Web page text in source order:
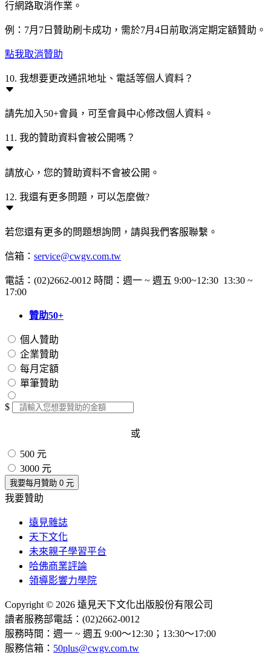
行網路取消作業。
例：7月7日贊助刷卡成功，需於7月4日前取消定期定額贊助。
點我取消贊助
10. 我想要更改通訊地址、電話等個人資料？
請先加入50+會員，可至會員中心修改個人資料。
11. 我的贊助資料會被公開嗎？
請放心，您的贊助資料不會被公開。
12. 我還有更多問題，可以怎麼做?
若您還有更多的問題想詢問，請與我們客服聯繫。
信箱： service@cwgv.com.tw
電話：(02)2662-0012 時間：週一 ~ 週五 9:00~12:30 13:30 ~
17:00
贊助50+
個人贊助
企業贊助
每月定額
單筆贊助
$
或
500 元
3000 元
我要每月贊助 0 元
我要贊助
遠見雜誌
天下文化
未來親子學習平台
哈佛商業評論
領導影響力學院
Copyright © 2026 遠見天下文化出版股份有限公司
讀者服務部電話：(02)2662-0012
服務時間：週一 ~ 週五 9:00～12:30；13:30～17:00
服務信箱： 50plus@cwgv.com.tw